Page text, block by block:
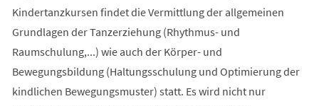
Kindertanzkursen findet die Vermittlung der allgemeinen
Grundlagen der Tanzerziehung (Rhythmus- und
Raumschulung,...) wie auch der Körper- und
Bewegungsbildung (Haltungsschulung und Optimierung der
kindlichen Bewegungsmuster) statt. Es wird nicht nur